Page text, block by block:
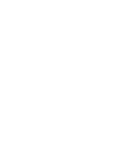
Air
Airlines